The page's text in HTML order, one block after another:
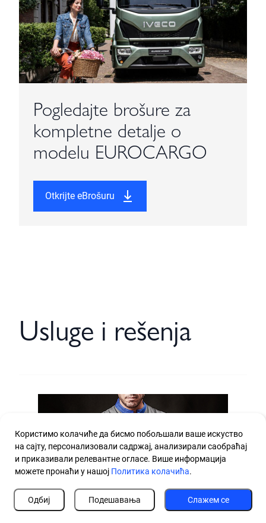
Pogledajte brošure za
kompletne detalje o
modelu EUROCARGO
Otkrijte eBrošuru
Usluge i rešenja
Користимо колачиће да бисмо побољшали ваше искуство
на сајту, персонализовали садржај, анализирали саобраћај
и приказивали релевантне огласе. Више информација
можете пронаћи у нашој Политика колачића.
Слажем се
Подешавања
Одбиј